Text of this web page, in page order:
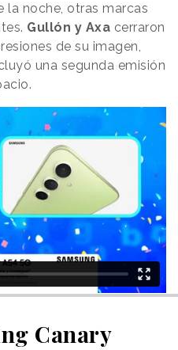
la noche, otras marcas
Gullón y Axa cerraron
de su imagen,
una segunda emisión
Canary